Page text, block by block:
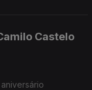
Castelo